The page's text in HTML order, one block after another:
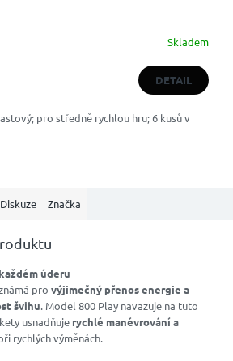
Skladem
DETAIL
pro středně rychlou hru; 6 kusů v
Diskuze Značka
úderu
pro výjimečný přenos energie a
švihu. Model 800 Play navazuje na tuto
usnadňuje rychlé manévrování a
rychlých výměnách.